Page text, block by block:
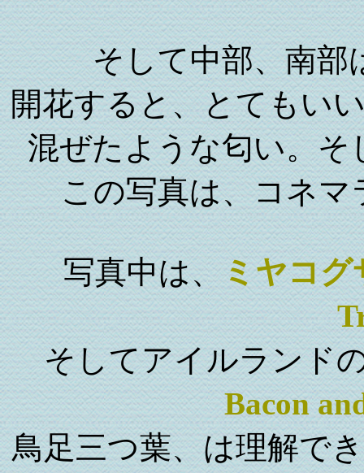
そして中部、南部
開花すると、とてもい
混ぜたような匂い。そ
この写真は、コネマ
写真中は、ミヤコグ
そしてアイルランド
Bacon
鳥足三つ葉、は理解で